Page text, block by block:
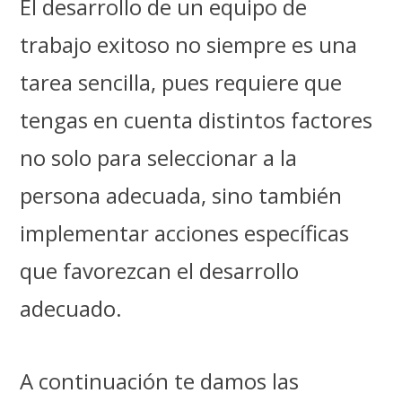
El desarrollo de un equipo de
trabajo exitoso no siempre es una
tarea sencilla, pues requiere que
tengas en cuenta distintos factores
no solo para seleccionar a la
persona adecuada, sino también
implementar acciones específicas
que favorezcan el desarrollo
adecuado.
A continuación te damos las